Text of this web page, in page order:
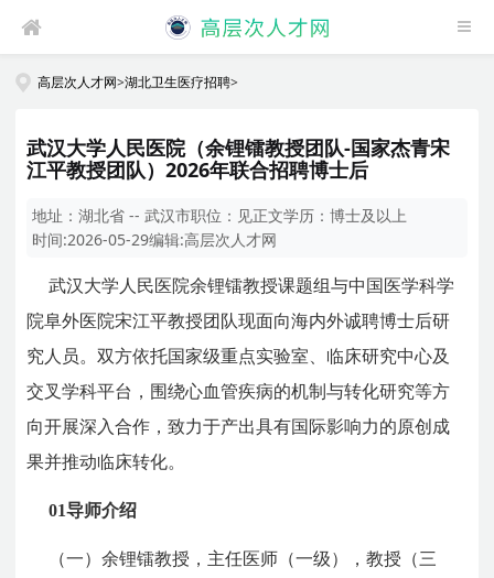
高层次人才网>湖北卫生医疗招聘>
武汉大学人民医院（余锂镭教授团队-国家杰青宋
江平教授团队）2026年联合招聘博士后
地址：湖北省 -- 武汉市职位： 见正文学历：博士及以上
时间:2026-05-29编辑:高层次人才网
武汉大学人民医院余锂镭教授课题组与中国医学科学
院阜外医院宋江平教授团队现面向海内外诚聘博士后研
究人员。双方依托国家级重点实验室、临床研究中心及
交叉学科平台，围绕心血管疾病的机制与转化研究等方
向开展深入合作，致力于产出具有国际影响力的原创成
果并推动临床转化。
01导师介绍
（一）余锂镭教授，主任医师（一级），教授（三